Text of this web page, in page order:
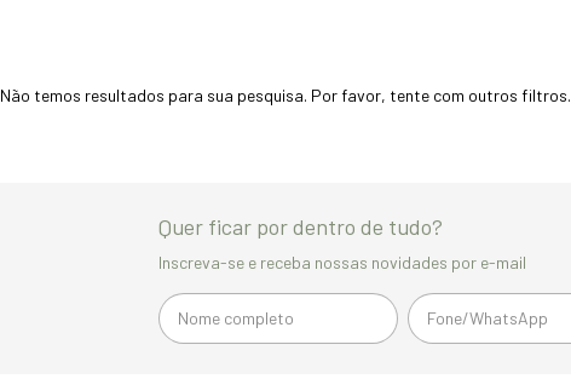
Não temos resultados para sua pesquisa. Por favor, tente com outros filtros.
Quer ficar por dentro de tudo?
Inscreva-se e receba nossas novidades por e-mail